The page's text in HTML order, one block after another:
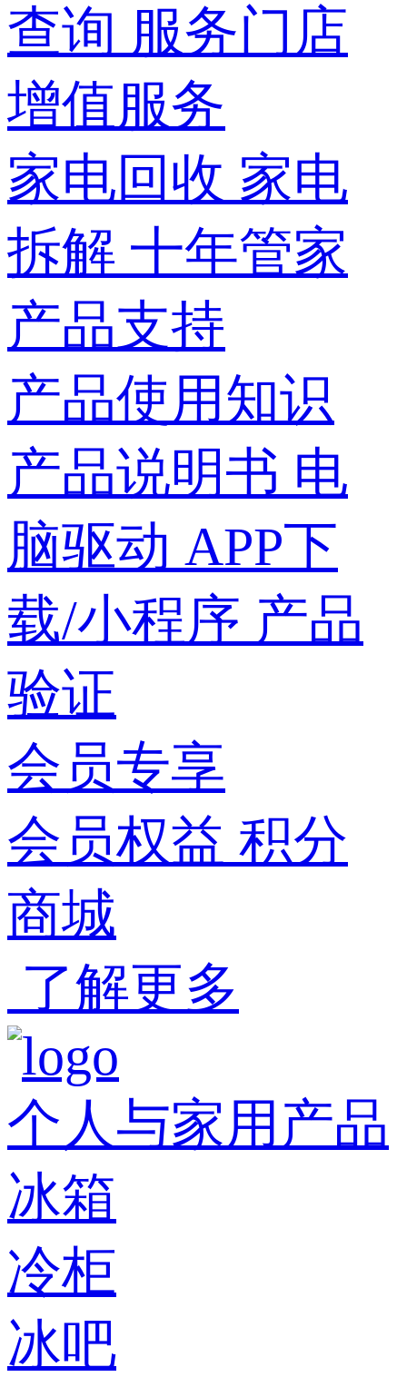
查询 服务门店
增值服务
家电回收 家电
拆解 十年管家
产品支持
产品使用知识
产品说明书 电
脑驱动 APP下
载/小程序 产品
验证
会员专享
会员权益 积分
商城
了解更多
个人与家用产品
冰箱
冷柜
冰吧